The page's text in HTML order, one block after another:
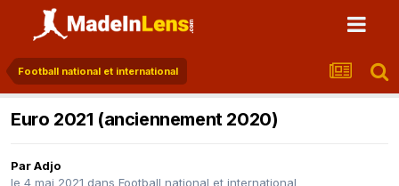
Football national et international
Euro 2021 (anciennement 2020)
ParAdjo
le 4 mai 2021 dans Football national et international